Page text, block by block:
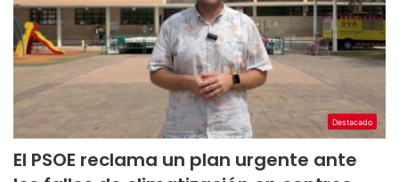
Destacado
El PSOE reclama un plan urgente ante